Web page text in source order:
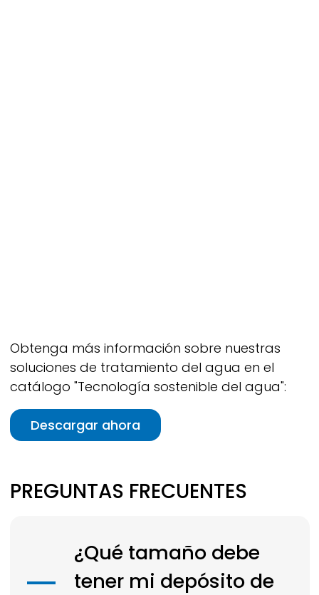
Obtenga más información sobre nuestras
soluciones de tratamiento del agua en el
catálogo "Tecnología sostenible del agua":
Descargar ahora
PREGUNTAS FRECUENTES
¿Qué tamaño debe
tener mi depósito de